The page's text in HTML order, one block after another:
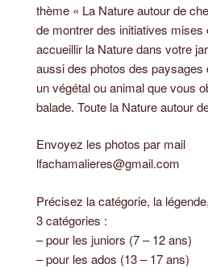
thème « La Nature autour de
de montrer des initiatives mises
accueillir la Nature dans votre
aussi des photos des paysages
un végétal ou animal que vous
balade. Toute la Nature autour
Envoyez les photos par mail
lfachamalieres@gmail.com
Précisez la catégorie, la
3 catégories :
– pour les juniors (7 – 12 ans)
– pour les ados (13 – 17 ans)